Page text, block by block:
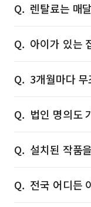
렌탈료는 매
아이가 있는
3개월마다
법인 명의도
설치된 작품
전국 어디든